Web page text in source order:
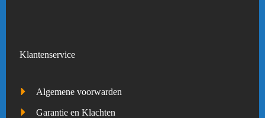
Klantenservice
Algemene voorwarden
Garantie en Klachten